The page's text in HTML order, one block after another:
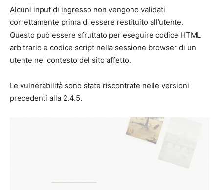
Alcuni input di ingresso non vengono validati
correttamente prima di essere restituito all’utente.
Questo può essere sfruttato per eseguire codice HTML
arbitrario e codice script nella sessione browser di un
utente nel contesto del sito affetto.
Le vulnerabilità sono state riscontrate nelle versioni
precedenti alla 2.4.5.